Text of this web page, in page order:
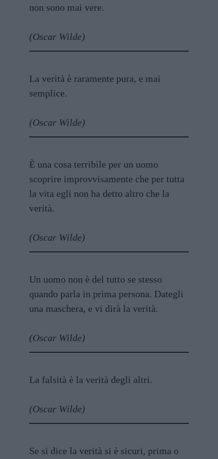
non sono mai vere.
(Oscar Wilde)
La verità è raramente pura, e mai
semplice.
(Oscar Wilde)
È una cosa terribile per un uomo
scoprire improvvisamente che per tutta
la vita egli non ha detto altro che la
verità.
(Oscar Wilde)
Un uomo non è del tutto se stesso
quando parla in prima persona. Dategli
una maschera, e vi dirà la verità.
(Oscar Wilde)
La falsità è la verità degli altri.
(Oscar Wilde)
Se si dice la verità si è sicuri, prima o